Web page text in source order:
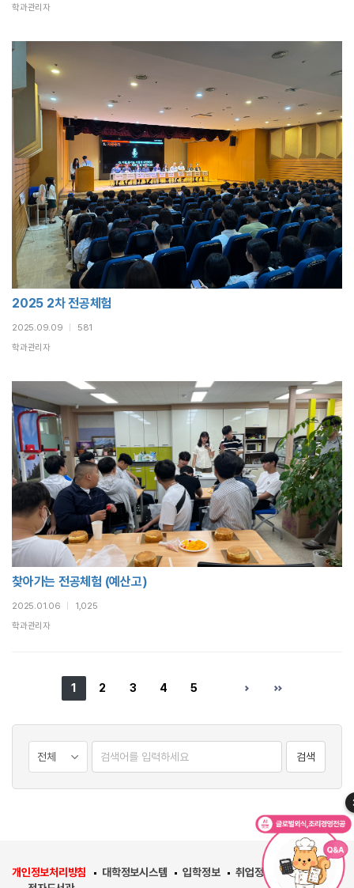
학과관리자
2025 2차 전공체험
2025.09.09
581
학과관리자
찾아가는 전공체험 (예산고)
2025.01.06
1,025
학과관리자
1 2 3 4 5
검색
개인정보처리방침 대학정보시스템 입학정보 취업정보
우송대학교